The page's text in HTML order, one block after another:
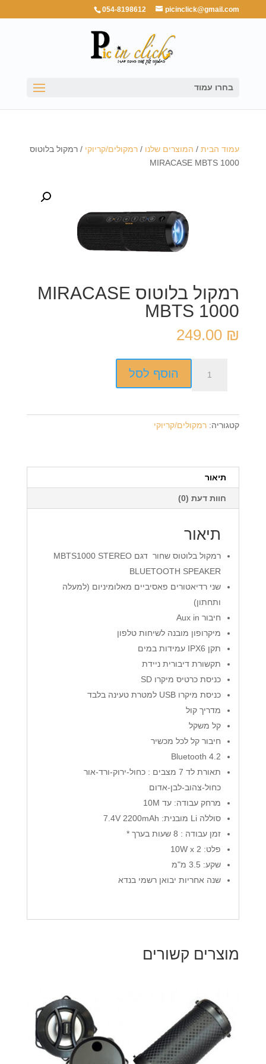
054-8198612 picinclick@gmail.com
בחרו עמוד
עמוד הבית/ המוצרים שלנו / רמקולים/קריוקי / רמקול בלוטוס
MIRACASE MBTS 1000
רמקול בלוטוס MIRACASE
MBTS 1000
249.00 ₪
הוסף לסל
קטגוריה: רמקולים/קריוקי
תיאור
חוות דעת (0)
תיאור
רמקול בלוטוס שחור דגם MBTS1000 STEREO
BLUETOOTH SPEAKER
שני רדיאטורים פאסיביים מאלומיניום (למעלה
ותחתון)
חיבור Aux in
מיקרופון מובנה לשיחות טלפון
תקן IPX6 עמידות במים
תקשורת דיבורית ניידת
כניסת כרטיס מיקרו SD
כניסת מיקרו USB למטרת טעינה בלבד
מדריך קול
קל משקל
חיבור קל לכל מכשיר
Bluetooth 4.2
תאורת לד 7 מצבים : כחול-ירוק-ורד-אור
כחול-צהוב-לבן-אדום
מרחק עבודה: עד 10M
סוללה Li מובנית: 7.4V 2200mAh
זמן עבודה : 8 שעות בערך *
פלט: 10W x 2
שקע: 3.5 מ"מ
שנה אחריות יבואן רשמי בנדא
מוצרים קשורים